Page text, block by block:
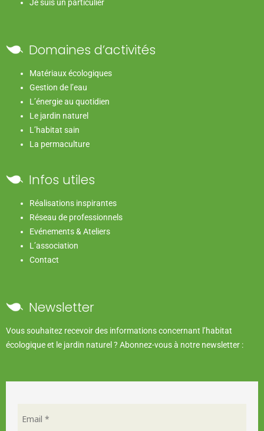
Je suis un particulier
Domaines d’activités
Matériaux écologiques
Gestion de l’eau
L’énergie au quotidien
Le jardin naturel
L’habitat sain
La permaculture
Infos utiles
Réalisations inspirantes
Réseau de professionnels
Evénements & Ateliers
L’association
Contact
Newsletter
Vous souhaitez recevoir des informations concernant l’habitat
écologique et le jardin naturel ? Abonnez-vous à notre newsletter :